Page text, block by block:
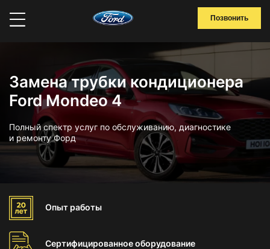
Позвонить
Замена трубки кондиционера
Ford Mondeo 4
Полный спектр услуг по обслуживанию, диагностике
и ремонту Форд
Опыт работы
Сертифицированноеоборудование